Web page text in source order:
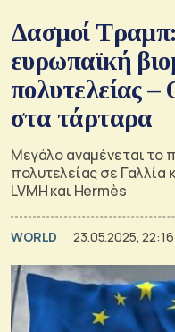
Δασμοί
ευρωπαϊκή
πολυτελείας –
στα τάρταρα
Μεγάλο αναμένεται το
πολυτελείας σε Γαλλία
LVMH και Hermès
WORLD 23.05.2025, 22:16